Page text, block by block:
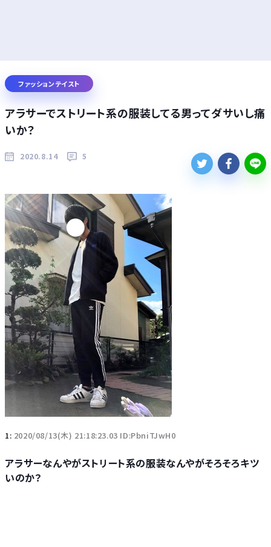
ファッションテイスト
アラサーでストリート系の服装してる男ってダサいし痛
いか？
2020.8.14 5
1: 2020/08/13(木) 21:18:23.03 ID:PbniTJwH0
アラサーなんやがストリート系の服装なんやがそろそろキツ
いのか？